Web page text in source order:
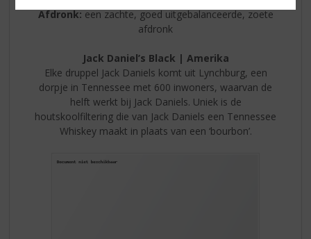
Afdronk: een zachte, goed uitgebalanceerde, zoete
afdronk
Jack Daniel’s Black | Amerika
Elke druppel Jack Daniels komt uit Lynchburg, een
dorpje in Tennessee met 600 inwoners, waarvan de
helft werkt bij Jack Daniels. Uniek is de
houtskoolfiltering die van Jack Daniels een Tennessee
Whiskey maakt in plaats van een ‘bourbon’.